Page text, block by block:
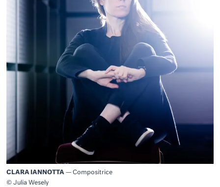
CLARA IANNOTTA — Compositrice
© Julia Wesely